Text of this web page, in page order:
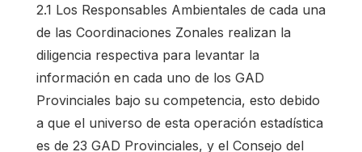
2.1 Los Responsables Ambientales de cada una
de las Coordinaciones Zonales realizan la
diligencia respectiva para levantar la
información en cada uno de los GAD
Provinciales bajo su competencia, esto debido
a que el universo de esta operación estadística
es de 23 GAD Provinciales, y el Consejo del